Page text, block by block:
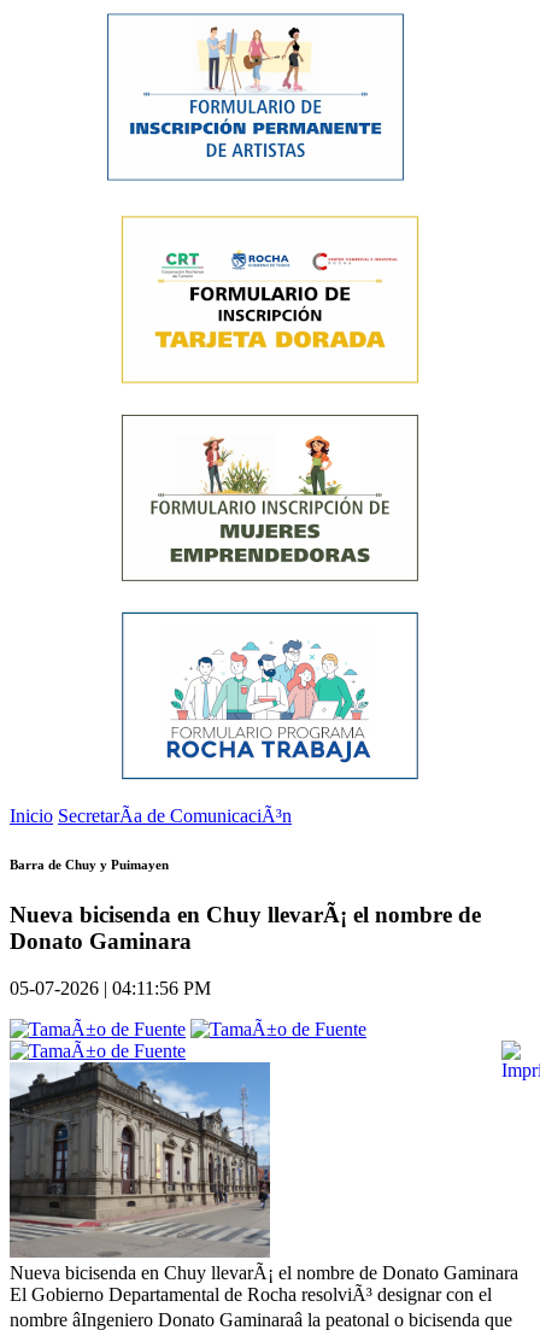
Inicio SecretarÃ­a de ComunicaciÃ³n
Barra de Chuy y Puimayen
Nueva bicisenda en Chuy llevarÃ¡ el nombre de
Donato Gaminara
05-07-2026 | 04:11:56 PM
Nueva bicisenda en Chuy llevarÃ¡ el nombre de Donato Gaminara
El Gobierno Departamental de Rocha resolviÃ³ designar con el
nombre âIngeniero Donato Gaminaraâ la peatonal o bicisenda que